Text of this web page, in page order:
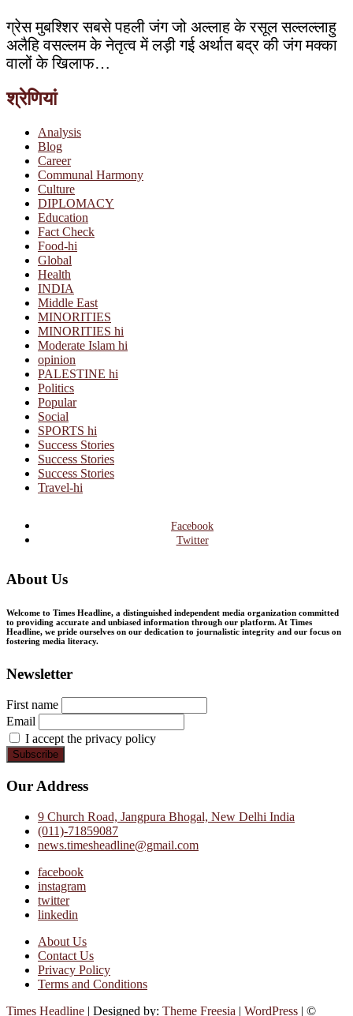
ग्रेस मुबश्शिर सबसे पहली जंग जो अल्लाह के रसूल सल्लल्लाहु
अलैहि वसल्लम के नेतृत्व में लड़ी गई अर्थात बद्र की जंग मक्का
वालों के खिलाफ…
श्रेणियां
Analysis
Blog
Career
Communal Harmony
Culture
DIPLOMACY
Education
Fact Check
Food-hi
Global
Health
INDIA
Middle East
MINORITIES
MINORITIES hi
Moderate Islam hi
opinion
PALESTINE hi
Politics
Popular
Social
SPORTS hi
Success Stories
Success Stories
Success Stories
Travel-hi
Facebook
Twitter
About Us
Welcome to Times Headline, a distinguished independent media organization committed
to providing accurate and unbiased information through our platform. At Times
Headline, we pride ourselves on our dedication to journalistic integrity and our focus on
fostering media literacy.
Newsletter
First name
Email
I accept the privacy policy
Our Address
9 Church Road, Jangpura Bhogal, New Delhi India
(011)-71859087
news.timesheadline@gmail.com
facebook
instagram
twitter
linkedin
About Us
Contact Us
Privacy Policy
Terms and Conditions
Times Headline | Designed by: Theme Freesia | WordPress | ©